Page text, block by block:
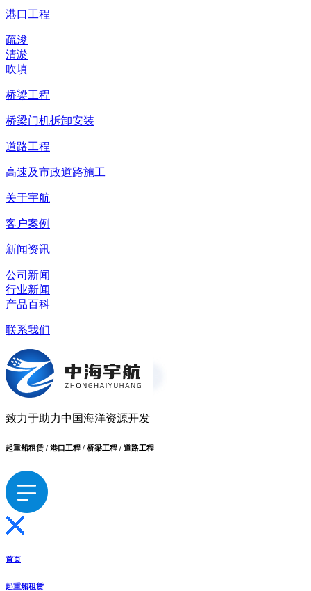
港口工程
疏浚
清淤
吹填
桥梁工程
桥梁门机拆卸安装
道路工程
高速及市政道路施工
关于宇航
客户案例
新闻资讯
公司新闻
行业新闻
产品百科
联系我们
致力于助力中国海洋资源开发
起重船租赁 / 港口工程 / 桥梁工程 / 道路工程
首页
起重船租赁